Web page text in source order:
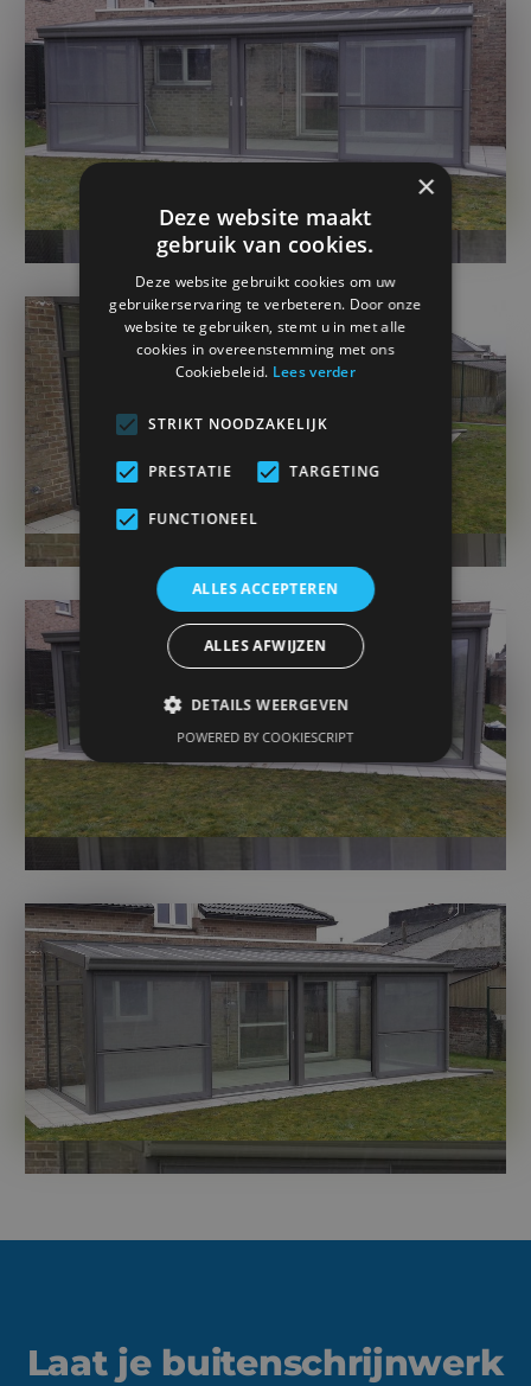
Laat je buitenschrijnwerk
×
Deze website maakt
gebruik van cookies.
Deze website gebruikt cookies om uw
gebruikerservaring te verbeteren. Door onze
website te gebruiken, stemt u in met alle
cookies in overeenstemming met ons
Cookiebeleid. Lees verder
STRIKT NOODZAKELIJK
PRESTATIE TARGETING
FUNCTIONEEL
ALLES ACCEPTEREN
ALLES AFWIJZEN
DETAILS WEERGEVEN
POWERED BY COOKIESCRIPT